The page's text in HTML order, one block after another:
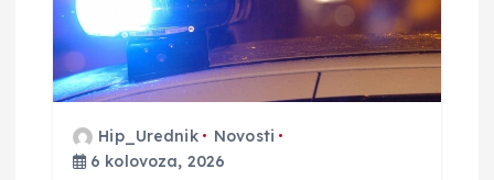
Hip_Urednik
Novosti
6 kolovoza, 2026